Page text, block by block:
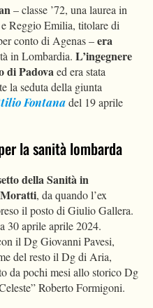
– classe ’72, una laurea in
Reggio Emilia, titolare di
conto di Agenas –era
in Lombardia. L’ingegnere
di Padova ed era stata
la seduta della giunta
Fontanadel 19 aprile
la sanità lombarda
della Sanità in
, da quando l’ex
il posto di Giulio Gallera.
30 aprile aprile 2024.
il Dg Giovanni Pavesi,
del resto il Dg di Aria,
da pochi mesi allo storico Dg
Roberto Formigoni.